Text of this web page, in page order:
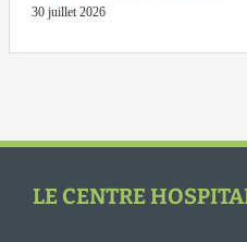
30 juillet 2026
LE CENTRE